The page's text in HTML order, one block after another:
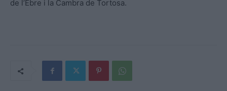
de l’Ebre i la Cambra de Tortosa.